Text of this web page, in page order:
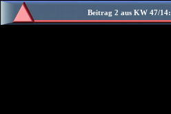
Beitrag 2 aus KW 47/14: